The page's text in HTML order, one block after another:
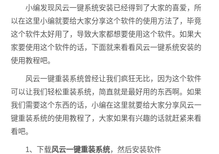
小编发现风云一键系统安装已经得到了大家的喜爱，所
以在这里小编就要给大家分享这个软件的使用方法了，毕竟
这个软件太好用了，导致大家都想要使用这个软件。如果大
家要使用这个软件的话，下面就来看看风云一键系统安装的
使用教程吧。
风云一键重装系统曾经让我们疯狂无比，因为这个软件
可以让我们轻松重装系统，简直就是最好用的东西啊。如果
我们需要这个东西的话，小编在这里就要给大家分享风云一
键重装系统的使用教程了，大家如果有兴趣的话就赶紧来看
看吧。
1、下载风云一键重装系统，然后安装软件